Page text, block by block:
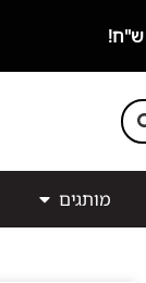
מותגים